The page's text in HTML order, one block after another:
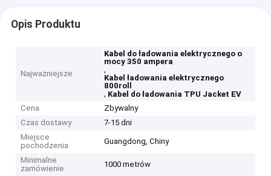
Opis Produktu
Najważniejsze
Kabel do ładowania elektrycznego o
mocy 350 ampera
,
Kabel ładowania elektrycznego
800roll
, Kabel do ładowania TPU Jacket EV
Cena
Zbywalny
Czas dostawy
7-15 dni
Miejsce
pochodzenia
Guangdong, Chiny
Minimalne
zamówienie
1000 metrów